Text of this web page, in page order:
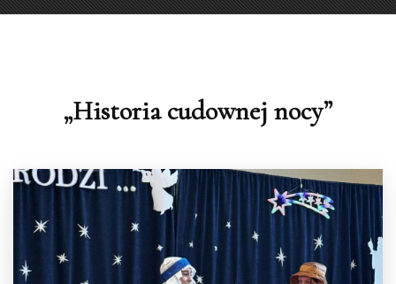
„Historia cudownej nocy”